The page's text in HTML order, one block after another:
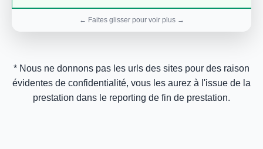
* Nous ne donnons pas les urls des sites pour des raison
évidentes de confidentialité, vous les aurez à l'issue de la
prestation dans le reporting de fin de prestation.